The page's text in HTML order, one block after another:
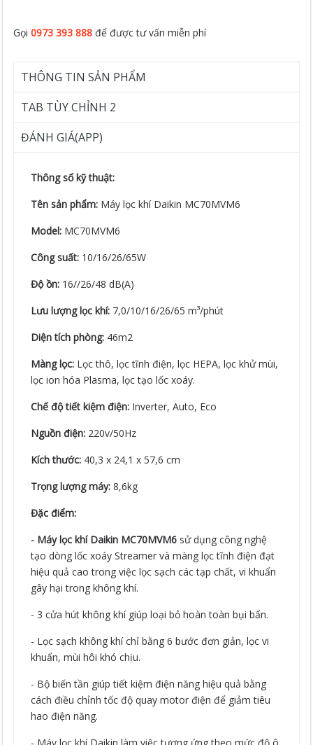
Gọi0973 393 888 để được tư vấn miễn phí
THÔNG TIN SẢN PHẨM
TAB TÙY CHỈNH 2
ĐÁNH GIÁ(APP)
Thông số kỹ thuật:
Tên sản phẩm: Máy lọc khí Daikin MC70MVM6
Model: MC70MVM6
Công suất: 10/16/26/65W
Độ ồn: 16//26/48 dB(A)
Lưu lượng lọc khí: 7,0/10/16/26/65 m³/phút
Diện tích phòng: 46m2
Màng lọc: Lọc thô, lọc tĩnh điện, lọc HEPA, lọc khử mùi,
lọc ion hóa Plasma, lọc tạo lốc xoáy.
Chế độ tiết kiệm điện: Inverter, Auto, Eco
Nguồn điện: 220v/50Hz
Kích thước: 40,3 x 24,1 x 57,6 cm
Trọng lượng máy:8,6kg
Đặc điểm:
- Máy lọc khí Daikin MC70MVM6 sử dụng công nghệ
tạo dòng lốc xoáy Streamer và màng lọc tĩnh điện đạt
hiệu quả cao trong việc lọc sạch các tạp chất, vi khuẩn
gây hại trong không khí.
- 3 cửa hút không khí giúp loại bỏ hoàn toàn bụi bẩn.
- Lọc sạch không khí chỉ bằng 6 bước đơn giản, lọc vi
khuẩn, mùi hôi khó chịu.
- Bộ biến tần giúp tiết kiệm điện năng hiệu quả bằng
cách điều chỉnh tốc độ quay motor điện để giảm tiêu
hao điện năng.